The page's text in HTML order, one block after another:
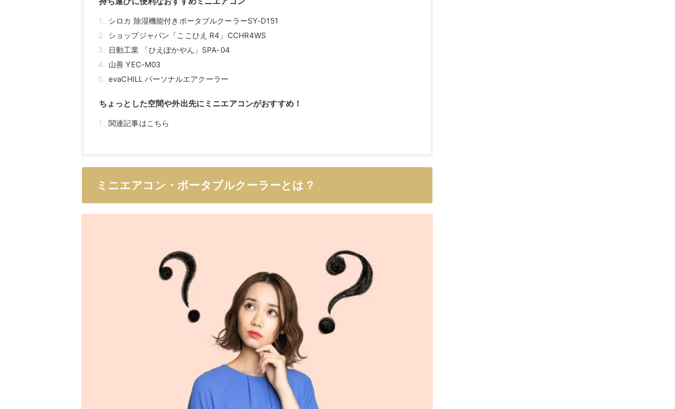
シロカ 除湿機能付きポータブルクーラーSY-D151
ショップジャパン「ここひえ R4」CCHR4WS
日動工業 「ひえぽかやん」SPA-04
山善 YEC-M03
evaCHILL パーソナルエアクーラー
ちょっとした空間や外出先にミニエアコンがおすすめ！
関連記事はこちら
ミニエアコン・ポータブルクーラーとは？